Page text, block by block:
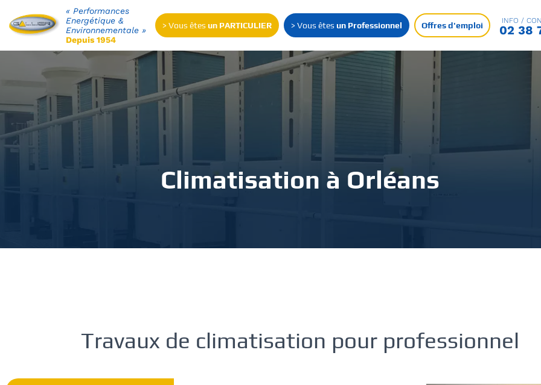
« Performances
Energétique &
Environnementale »
Depuis 1954
> Vous êtes un PARTICULIER > Vous êtes un Professionnel Offres d'emploi
INFO /
02 38
Climatisation à Orléans
Travaux de climatisation pour professionnel